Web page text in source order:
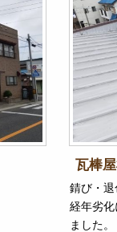
瓦棒
錆び・
経年劣化
ました。